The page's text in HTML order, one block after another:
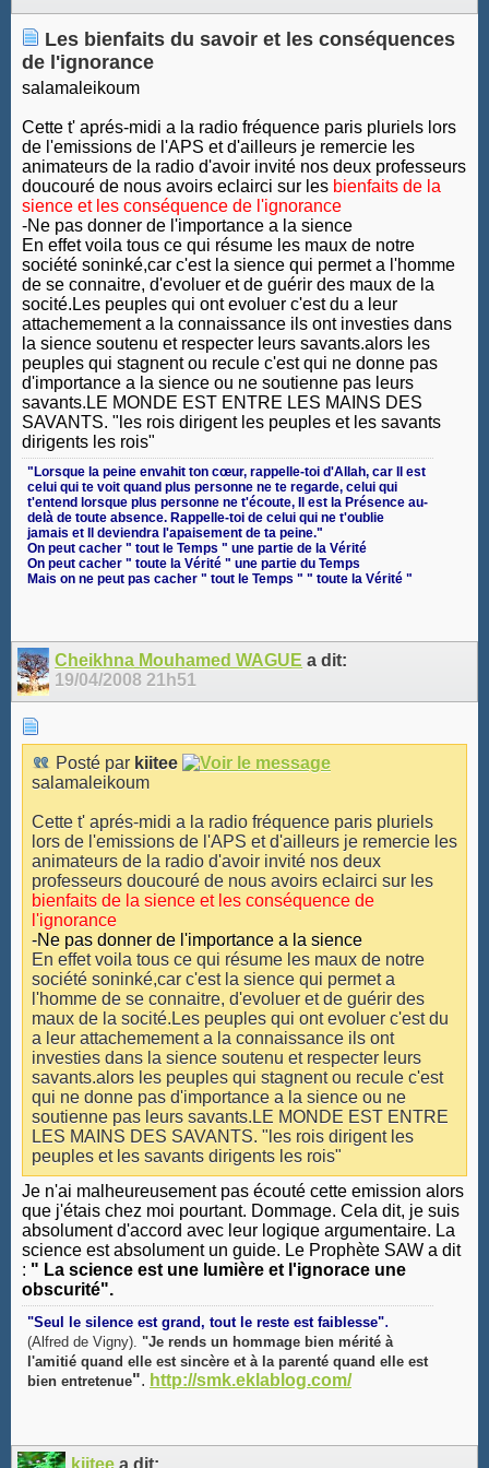
Les bienfaits du savoir et les conséquences
de l'ignorance
salamaleikoum
Cette t' aprés-midi a la radio fréquence paris pluriels lors
de l'emissions de l'APS et d'ailleurs je remercie les
animateurs de la radio d'avoir invité nos deux professeurs
doucouré de nous avoirs eclairci sur les bienfaits de la
sience etles conséquence de l'ignorance
-Ne pas donner de l'importance a la sience
En effet voila tous ce qui résume les maux de notre
société soninké,car c'est la sience qui permet a l'homme
de se connaitre, d'evoluer et de guérir des maux de la
socité.Les peuples qui ont evoluer c'est du a leur
attachemement a la connaissance ils ont investies dans
la sience soutenu et respecter leurs savants.alors les
peuples qui stagnent ou recule c'est qui ne donne pas
d'importance a la sience ou ne soutienne pas leurs
savants.LE MONDE EST ENTRE LES MAINS DES
SAVANTS. "les rois dirigent les peuples et les savants
dirigents les rois"
‎"Lorsque la peine envahit ton cœur, rappelle-toi d'Allah, car Il est
celui qui te voit quand plus personne ne te regarde, celui qui
t'entend lorsque plus personne ne t'écoute, Il est la Présence au-
delà de toute absence. Rappelle-toi de celui qui ne t'oublie
jamais et Il deviendra l'apaisement de ta peine."
On peut cacher " tout le Temps " une partie de la Vérité
On peut cacher " toute la Vérité " une partie du Temps
Mais on ne peut pas cacher " tout le Temps " " toute la Vérité "
Cheikhna Mouhamed WAGUE a dit:
19/04/200821h51
Posté par kiitee
salamaleikoum
Cette t' aprés-midi a la radio fréquence paris pluriels
lors de l'emissions de l'APS et d'ailleurs je remercie les
animateurs de la radio d'avoir invité nos deux
professeurs doucouré de nous avoirs eclairci sur les
bienfaits de la sience etles conséquence de
l'ignorance
-Ne pas donner de l'importance a la sience
En effet voila tous ce qui résume les maux de notre
société soninké,car c'est la sience qui permet a
l'homme de se connaitre, d'evoluer et de guérir des
maux de la socité.Les peuples qui ont evoluer c'est du
a leur attachemement a la connaissance ils ont
investies dans la sience soutenu et respecter leurs
savants.alors les peuples qui stagnent ou recule c'est
qui ne donne pas d'importance a la sience ou ne
soutienne pas leurs savants.LE MONDE EST ENTRE
LES MAINS DES SAVANTS. "les rois dirigent les
peuples et les savants dirigents les rois"
Je n'ai malheureusement pas écouté cette emission alors
que j'étais chez moi pourtant. Dommage. Cela dit, je suis
absolument d'accord avec leur logique argumentaire. La
science est absolument un guide. Le Prophète SAW a dit
: " La science est une lumière et l'ignorace une
obscurité".
"Seul le silence est grand, tout le reste est faiblesse".
(Alfred de Vigny). "Je rends un hommage bien mérité à
l'amitié quand elle est sincère et à la parenté quand elle est
bien entretenue". http://smk.eklablog.com/